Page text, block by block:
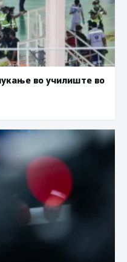
во училиште во